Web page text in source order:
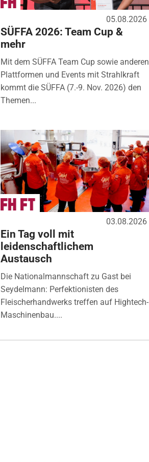
05.08.2026
SÜFFA 2026: Team Cup &
mehr
Mit dem SÜFFA Team Cup sowie anderen
Plattformen und Events mit Strahlkraft
kommt die SÜFFA (7.-9. Nov. 2026) den
Themen...
03.08.2026
Ein Tag voll mit
leidenschaftlichem
Austausch
Die Nationalmannschaft zu Gast bei
Seydelmann: Perfektionisten des
Fleischerhandwerks treffen auf Hightech-
Maschinenbau....